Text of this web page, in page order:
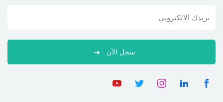
سجل الآن